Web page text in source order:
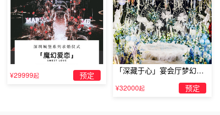
爱情的歌，可以唱的很优雅，也很浪漫。当你在求婚的时
候，如果可以去学习一下吉他，站在她楼下，用吉他弹奏爱
的歌谣。在求婚这样的一个具有画面感的故事场景里，唱一
首专属于她的情歌，能够让彼此都能记住这些甜蜜的爱情美
¥29999起 预定
「深藏于心」宴会厅梦幻主
题求婚仪式
¥32000起 预定